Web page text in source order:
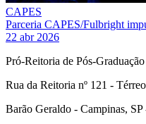
CAPES
Parceria CAPES/Fulbright
22 abr 2026
Pró-Reitoria de Pós-
Rua da Reitoria nº 121 -
Barão Geraldo - Campinas,